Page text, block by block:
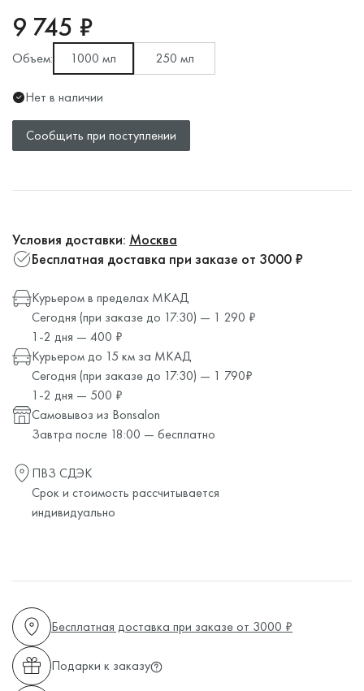
9 745 ₽
Объем: 1000 мл 250 мл
Нет в наличии
Сообщить при поступлении
Условия доставки: Москва
Бесплатная доставка при заказе от 3000 ₽
Курьером в пределах МКАД
Сегодня (при заказе до 17:30) — 1 290 ₽
1-2 дня — 400 ₽
Курьером до 15 км за МКАД
Сегодня (при заказе до 17:30) — 1 790₽
1-2 дня — 500 ₽
Самовывоз из Bonsalon
Завтра после 18:00 — бесплатно
ПВЗ СДЭК
Срок и стоимость рассчитывается
индивидуально
Бесплатная доставка при заказе от 3000 ₽
Подарки к заказу